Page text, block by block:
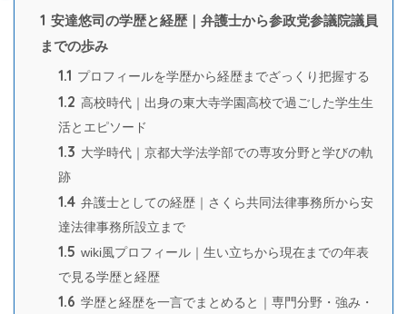
1 安達悠司の学歴と経歴｜弁護士から参政党参議院議員
までの歩み
1.1 プロフィールを学歴から経歴までざっくり把握する
1.2 高校時代｜出身の東大寺学園高校で過ごした学生生
活とエピソード
1.3 大学時代｜京都大学法学部での専攻分野と学びの軌
跡
1.4 弁護士としての経歴｜さくら共同法律事務所から安
達法律事務所設立まで
1.5 wiki風プロフィール｜生い立ちから現在までの年表
で見る学歴と経歴
1.6 学歴と経歴を一言でまとめると｜専門分野・強み・